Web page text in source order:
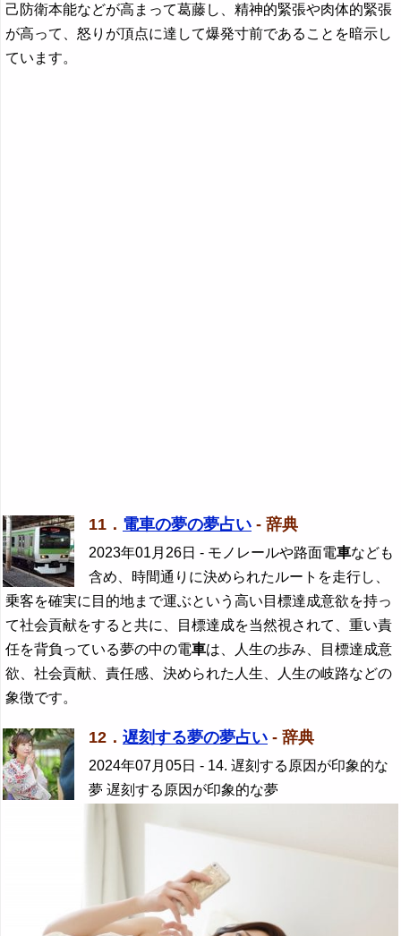
己防衛本能などが高まって葛藤し、精神的緊張や肉体的緊張
が高って、怒りが頂点に達して爆発寸前であることを暗示し
ています。
11． 電車の夢の夢占い - 辞典
2023年01月26日 - モノレールや路面電車なども
含め、時間通りに決められたルートを走行し、
乗客を確実に目的地まで運ぶという高い目標達成意欲を持っ
て社会貢献をすると共に、目標達成を当然視されて、重い責
任を背負っている夢の中の電車は、人生の歩み、目標達成意
欲、社会貢献、責任感、決められた人生、人生の岐路などの
象徴です。
12． 遅刻する夢の夢占い - 辞典
2024年07月05日 - 14. 遅刻する原因が印象的な
夢 遅刻する原因が印象的な夢